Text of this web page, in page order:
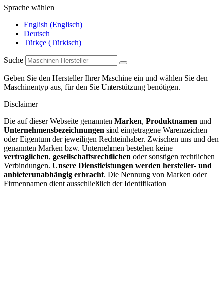
Sprache wählen
English (Englisch)
Deutsch
Türkçe (Türkisch)
Suche
Geben Sie den Hersteller Ihrer Maschine ein und wählen Sie den
Maschinentyp aus, für den Sie Unterstützung benötigen.
Disclaimer
Die auf dieser Webseite genannten Marken, Produktnamen und
Unternehmensbezeichnungen sind eingetragene Warenzeichen
oder Eigentum der jeweiligen Rechteinhaber. Zwischen uns und den
genannten Marken bzw. Unternehmen bestehen keine
vertraglichen, gesellschaftsrechtlichen oder sonstigen rechtlichen
Verbindungen. Unsere Dienstleistungen werden hersteller- und
anbieterunabhängig erbracht. Die Nennung von Marken oder
Firmennamen dient ausschließlich der Identifikation